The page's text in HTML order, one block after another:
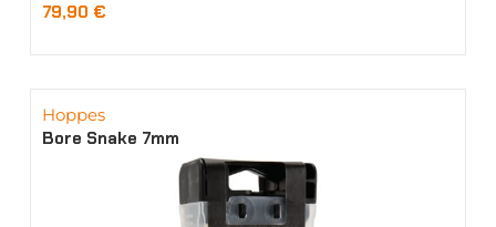
79,90 €
Hoppes
Bore Snake 7mm